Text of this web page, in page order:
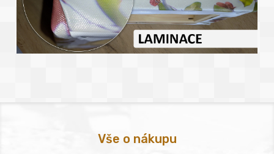
Vše o nákupu